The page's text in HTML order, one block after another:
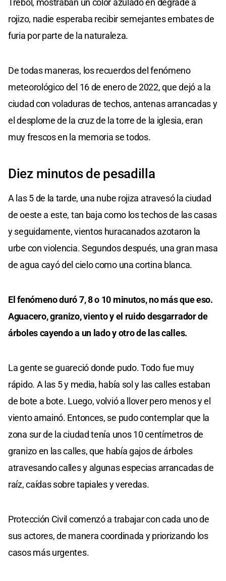
rojizo, nadie esperaba recibir semejantes embates de
furia por parte de la naturaleza.
De todas maneras, los recuerdos del fenómeno
meteorológico del 16 de enero de 2022, que dejó a la
ciudad con voladuras de techos, antenas arrancadas y
el desplome de la cruz de la torre de la iglesia, eran
muy frescos en la memoria se todos.
Diez minutos de pesadilla
A las 5 de la tarde, una nube rojiza atravesó la ciudad
de oeste a este, tan baja como los techos de las casas
y seguidamente, vientos huracanados azotaron la
urbe con violencia. Segundos después, una gran masa
de agua cayó del cielo como una cortina blanca.
El fenómeno duró 7, 8 o 10 minutos, no más que eso.
Aguacero, granizo, viento y el ruido desgarrador de
árboles cayendo a un lado y otro de las calles.
La gente se guareció donde pudo. Todo fue muy
rápido. A las 5 y media, había sol y las calles estaban
de bote a bote. Luego, volvió a llover pero menos y el
viento amainó. Entonces, se pudo contemplar que la
zona sur de la ciudad tenía unos 10 centímetros de
granizo en las calles, que había gajos de árboles
atravesando calles y algunas especias arrancadas de
raíz, caídas sobre tapiales y veredas.
Protección Civil comenzó a trabajar con cada uno de
sus actores, de manera coordinada y priorizando los
casos más urgentes.